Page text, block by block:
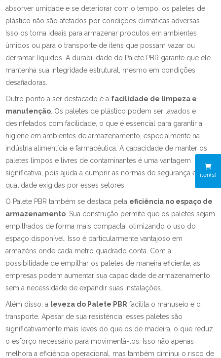
iten(s)
absorver umidade e se deteriorar com o tempo, os paletes de
plástico não são afetados por condições climáticas adversas.
Isso os torna ideais para armazenar produtos em ambientes
úmidos ou para o transporte de itens que possam vazar ou
derramar líquidos. A durabilidade do Palete PBR garante que ele
mantenha sua integridade estrutural, mesmo em condições
desafiadoras.
Outro ponto a ser destacado é a facilidade de limpeza e
manutenção . Os paletes de plástico podem ser lavados e
desinfetados com facilidade, o que é essencial para garantir a
higiene em ambientes de armazenamento, especialmente na
indústria alimentícia e farmacêutica. A capacidade de manter os
paletes limpos e livres de contaminantes é uma vantagem
significativa, pois ajuda a cumprir as normas de segurança e
qualidade exigidas por esses setores.
O Palete PBR também se destaca pela eficiência no espaço de
armazenamento . Sua construção permite que os paletes sejam
empilhados de forma mais compacta, otimizando o uso do
espaço disponível. Isso é particularmente vantajoso em
armazéns onde cada metro quadrado conta. Com a
possibilidade de empilhar os paletes de maneira eficiente, as
empresas podem aumentar sua capacidade de armazenamento
sem a necessidade de expandir suas instalações.
Além disso, a leveza do Palete PBR facilita o manuseio e o
transporte. Apesar de sua resistência, esses paletes são
significativamente mais leves do que os de madeira, o que reduz
o esforço necessário para movimentá-los. Isso não apenas
melhora a eficiência operacional, mas também diminui o risco de